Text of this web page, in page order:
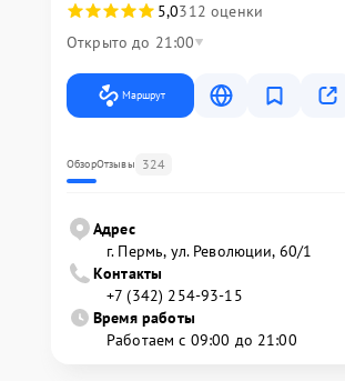
5,0312 оценки
Открыто до 21:00
Маршрут
ОбзорОтзывы 324
Адрес
г. Пермь, ул. ​Революции, 60/1
Контакты
+7 (342) 254-93-15
Время работы
Работаем с 09:00 до 21:00